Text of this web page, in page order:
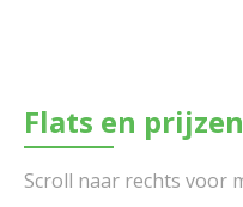
Flats en prijzen